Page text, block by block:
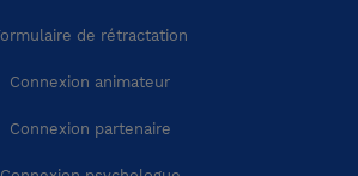
Provence-Alpes-Côte-d'Azur
Corrèze (19)
Côtes-d'Armor (22)
de rétractation
Connexion animateur
Connexion partenaire